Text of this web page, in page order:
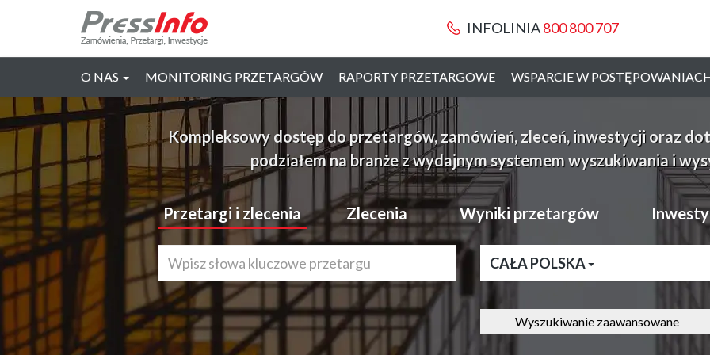
INFOLINIA800 800 707
O NAS MONITORING PRZETARGÓW RAPORTY PRZETARGOWE WSPARCIE W
Kompleksowy dostęp do przetargów, zamówień, zleceń, inwestycji oraz
podziałem na branże z wydajnym systemem wyszukiwania i
Przetargi i zlecenia Zlecenia Wyniki przetargów
CAŁA POLSKA
Wyszukiwanie zaawansowane